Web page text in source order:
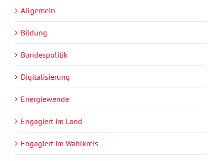
Allgemein
Bildung
Bundespolitik
Digitalisierung
Energiewende
Engagiert im Land
Engagiert im Wahlkreis